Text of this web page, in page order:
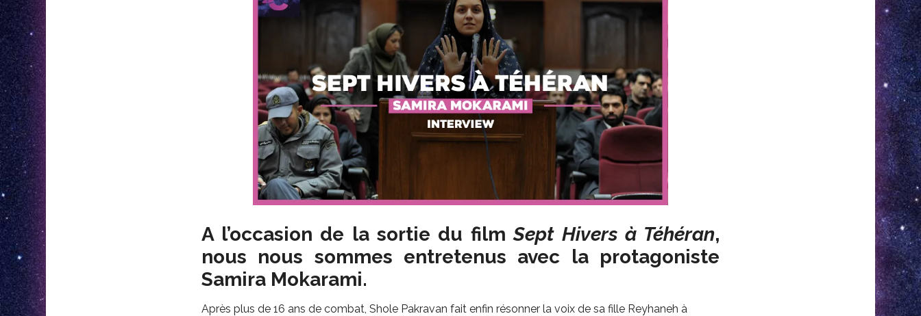
A l’occasion de la sortie du filmSept Hivers à Téhéran,
nous nous sommes entretenus avec la protagoniste
Samira Mokarami.
Après plus de 16 ans de combat, Shole Pakravan fait enfin résonner la voix de sa fille Reyhaneh à